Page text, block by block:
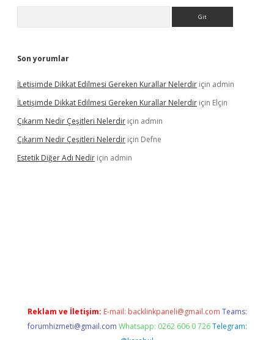
Son yorumlar
İLetişimde Dikkat Edilmesi Gereken Kurallar Nelerdir için admin
İLetişimde Dikkat Edilmesi Gereken Kurallar Nelerdir için Elçin
Çıkarım Nedir Çeşitleri Nelerdir için admin
Çıkarım Nedir Çeşitleri Nelerdir için Defne
Estetik Diğer Adı Nedir için admin
Reklam ve İletişim: E-mail: backlinkpaneli@gmail.com Teams:
forumhizmeti@gmail.com Whatsapp: 0262 606 0 726 Telegram: